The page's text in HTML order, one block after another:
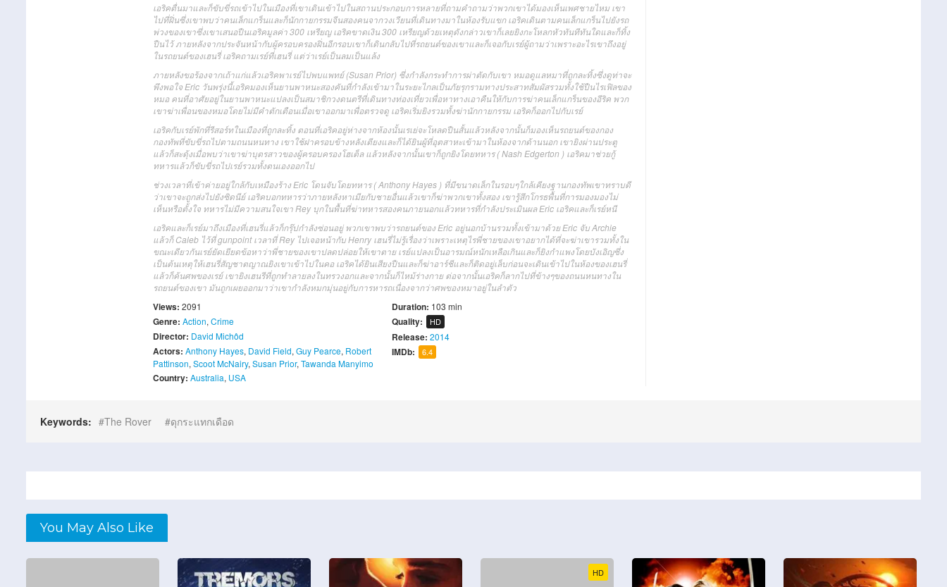
เอริคตื่นมาและก็ขับขี่รถเข้าไปในเมืองที่เขาเดินเข้าไปในสถานประกอบการหลายที่ถามคำถามว่าพวกเขาได้มองเห็นเพศชายไหม เขา
ไปที่ฝิ่นซึ่งเขาพบว่าคนเล็กแกร็นและก็นักกายกรรมจีนสองคนจากวงเวียนที่เดินทางมาในห้องรับแขก เอริคเดินตามคนเล็กแกร็นไปยังรถ
พ่วงของเขาซึ่งเขาเสนอปืนเอริคมูลค่า 300 เหรียญ เอริคขาดเงิน 300 เหรียญด้วยเหตุดังกล่าวเขาก็เลยยิงกะโหลกหัวทันทีทันใดและก็ทิ้ง
ปืนไว้ ภายหลังจากประจันหน้ากับผู้ครอบครองฝิ่นอีกรอบเขาก็เดินกลับไปที่รถยนต์ของเขาและก็เจอกับเรย์ผู้ถามว่าเพราะอะไรเขาถึงอยู่
ในรถยนต์ของเฮนรี่ เอริคถามเรย์ที่เฮนรี่ แต่ว่าเรย์เป็นลมเป็นแล้ง
ภายหลังขอร้องจากเถ้าแก่แล้วเอริคพาเรย์ไปพบแพทย์ (Susan Prior) ซึ่งกำลังกระทำการผ่าตัดกับเขา หมอดูแลหมาที่ถูกละทิ้งซึ่งดูท่าจะ
พึงพอใจ Eric วันพรุ่งนี้เอริคมองเห็นยานพาหนะสองคันที่กำลังเข้ามาในระยะไกลเป็นภัยรุกรามทางประสาทสัมผัสรวมทั้งใช้ปืนไรเฟิลของ
หมอ คนที่อาศัยอยู่ในยานพาหนะแปลงเป็นสมาชิกวงดนตรีที่เดินทางท่องเที่ยวเพื่อหาทางเอาคืนให้กับการฆ่าคนเล็กแกร็นของอีริค พวก
เขาฆ่าเพื่อนของหมอโดยไม่มีคำตักเตือนเมื่อเขาออกมาเพื่อตรวจดู เอริคเริ่มยิงรวมทั้งฆ่านักกายกรรม เอริคก็ออกไปกับเรย์
เอริคกับเรย์พักที่รีสอร์ทในเมืองที่ถูกละทิ้ง ตอนที่เอริคอยู่ห่างจากห้องนั้นเรเย่จะโหลดปืนสั้นแล้วหลังจากนั้นก็มองเห็นรถยนต์ของกอง
กองทัพที่ขับขี่รถไปตามถนนหนทาง เขาใช้ฝาครอบข้างหลังเตียงและก็ได้ยินผู้ที่อุตสาหะเข้ามาในห้องจากด้านนอก เขายิงผ่านประตู
แล้วก็สะดุ้งเมื่อพบว่าเขาฆ่าบุตรสาวของผู้ครอบครองโฮเต็ล แล้วหลังจากนั้นเขาก็ถูกยิงโดยทหาร ( Nash Edgerton ) เอริคมาช่วยกู้
ทหารแล้วก็ขับขี่รถไปเรย์รวมทั้งตนเองออกไป
ช่วงเวลาที่เข้าค่ายอยู่ใกล้กับเหมืองร้าง Eric โดนจับโดยทหาร ( Anthony Hayes ) ที่มีขนาดเล็กในรอบๆใกล้เคียงฐานกองทัพเขาทราบดี
ว่าเขาจะถูกส่งไปยังซิดนีย์ เอริคบอกทหารว่าภายหลังหาเมียกับชายอื่นแล้วเขาก็ฆ่าพวกเขาทั้งสอง เขารู้สึกโกรธพื้นที่การมองมองไม่
เห็นหรือตั้งใจ ทหารไม่มีความสนใจเขา Rey บุกในพื้นที่ฆ่าทหารสองคนภายนอกแล้วทหารที่กำลังประเมินผล Eric เอริคและก็เรย์หนี
เอริคและก็เรย์มาถึงเมืองที่เฮนรี่แล้วก็กรุ๊ปกำลังซ่อนอยู่ พวกเขาพบว่ารถยนต์ของ Eric อยู่นอกบ้านรวมทั้งเข้ามาด้วย Eric จับ Archie
แล้วก็ Caleb ไว้ที่ gunpoint เวลาที่ Rey ไปเจอหน้ากับ Henry เฮนรี่ไม่รู้เรื่องว่าเพราะเหตุไรพี่ชายของเขาอยากได้ที่จะฆ่าเขารวมทั้งใน
ขณะเดียวกันเรย์ยัดเยียดข้อหาว่าพี่ชายของเขาปลดปล่อยให้เขาตาย เรย์แปลงเป็นอารมณ์หนักเหลือเกินและก็ยิงกำแพงโดยบังเอิญซึ่ง
เป็นต้นเหตุให้เฮนรี่สัญชาตญาณยิงเขาเข้าไปในคอ เอริคได้ยินเสียงปืนและก็ฆ่าอาร์ชีและก็ติดอยู่เล็บก่อนจะเดินเข้าไปในห้องของเฮนรี่
แล้วก็ค้นศพของเรย์ เขายิงเฮนรีที่ถูกทำลายลงในทรวงอกและจากนั้นก็ไหม้ร่างกาย ต่อจากนั้นเอริคก็ลากไปที่ข้างๆของถนนหนทางใน
รถยนต์ของเขา มันถูกเผยออกมาว่าเขากำลังหมกมุ่นอยู่กับการหารถเนื่องจากว่าศพของหมาอยู่ในลำตัว
Views: 2091
Genre: Action, Crime
Director: David Michôd
Actors: Anthony Hayes, David Field, Guy Pearce, Robert
Pattinson, Scoot McNairy, Susan Prior, Tawanda Manyimo
Country: Australia, USA
Duration: 103 min
Quality: HD
Release:2014
IMDb: 6.4
Keywords: The Rover ดุกระแทกเดือด
You May Also Like
HD